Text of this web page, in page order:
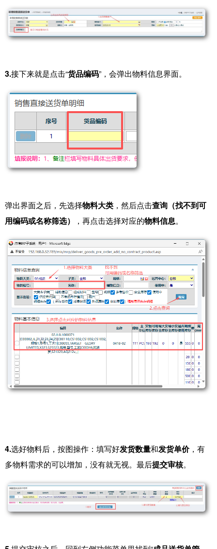
3.接下来就是点击“货品编码”，会弹出物料信息界面。
弹出界面之后，先选择物料大类 ，然后点击查询（找不到可
用编码或名称筛选）
，再点击选择对应的物料信息。
4.选好物料后，按图操作：填写好发货数量和发货单价，有
多物料需求的可以增加，没有就无视。最后提交审核。